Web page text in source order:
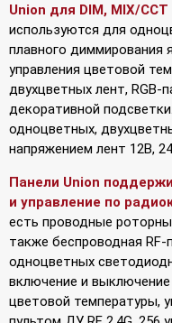
Union для DIM, MIX/
используются для
плавного диммирования
управления цветовой
двухцветных лент, RGB-
декоративной
одноцветных,
напряжением лент 12В,
Панели Union
и управление по
есть проводные
также беспроводная
одноцветных
включение и выключение
цветовой температуры,